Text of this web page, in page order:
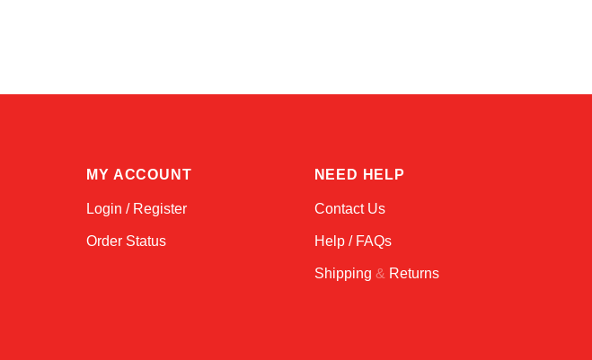
MY ACCOUNT
Login / Register
Order Status
NEED HELP
Contact Us
Help / FAQs
Shipping & Returns